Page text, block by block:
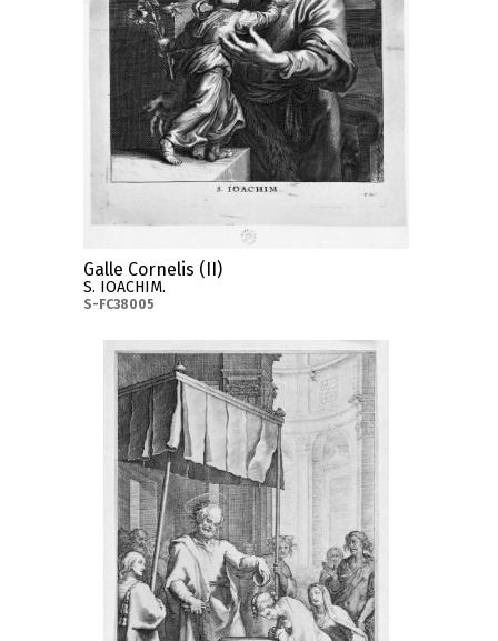
Galle Cornelis (II)
S. IOACHIM.
S-FC38005